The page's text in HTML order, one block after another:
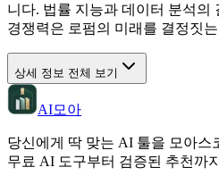
니다. 법률 지능과 데이터 분석의
경쟁력은 로펌의 미래를 결정짓
상세 정보 전체 보기
AI모아
당신에게 딱 맞는 AI 툴을 모아스
무료 AI 도구부터 검증된 추천까